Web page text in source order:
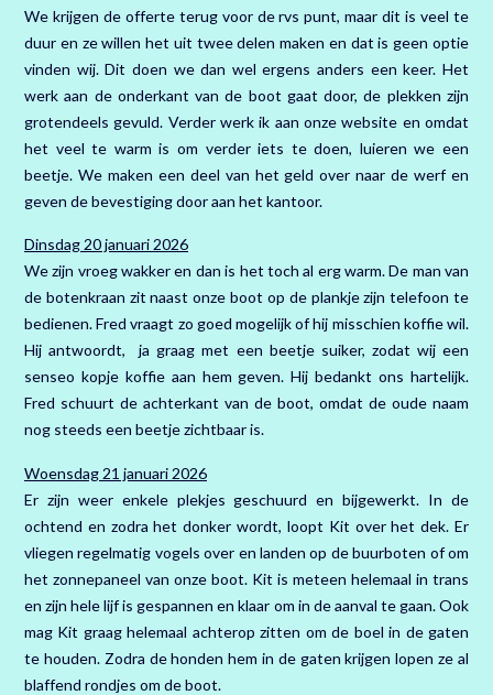
We krijgen de offerte terug voor de rvs punt, maar dit is veel te
duur en ze willen het uit twee delen maken en dat is geen optie
vinden wij. Dit doen we dan wel ergens anders een keer. Het
werk aan de onderkant van de boot gaat door, de plekken zijn
grotendeels gevuld. Verder werk ik aan onze website en omdat
het veel te warm is om verder iets te doen, luieren we een
beetje. We maken een deel van het geld over naar de werf en
geven de bevestiging door aan het kantoor.
Dinsdag 20 januari 2026
We zijn vroeg wakker en dan is het toch al erg warm. De man van
de botenkraan zit naast onze boot op de plankje zijn telefoon te
bedienen. Fred vraagt zo goed mogelijk of hij misschien koffie wil.
Hij antwoordt, ja graag met een beetje suiker, zodat wij een
senseo kopje koffie aan hem geven. Hij bedankt ons hartelijk.
Fred schuurt de achterkant van de boot, omdat de oude naam
nog steeds een beetje zichtbaar is.
Woensdag 21 januari 2026
Er zijn weer enkele plekjes geschuurd en bijgewerkt. In de
ochtend en zodra het donker wordt, loopt Kit over het dek. Er
vliegen regelmatig vogels over en landen op de buurboten of om
het zonnepaneel van onze boot. Kit is meteen helemaal in trans
en zijn hele lijf is gespannen en klaar om in de aanval te gaan. Ook
mag Kit graag helemaal achterop zitten om de boel in de gaten
te houden. Zodra de honden hem in de gaten krijgen lopen ze al
blaffend rondjes om de boot.